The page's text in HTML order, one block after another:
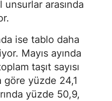
unsurlar arasında
ise tablo daha
Mayıs ayında
taşıt sayısı
göre yüzde 24,1
yüzde 50,9,